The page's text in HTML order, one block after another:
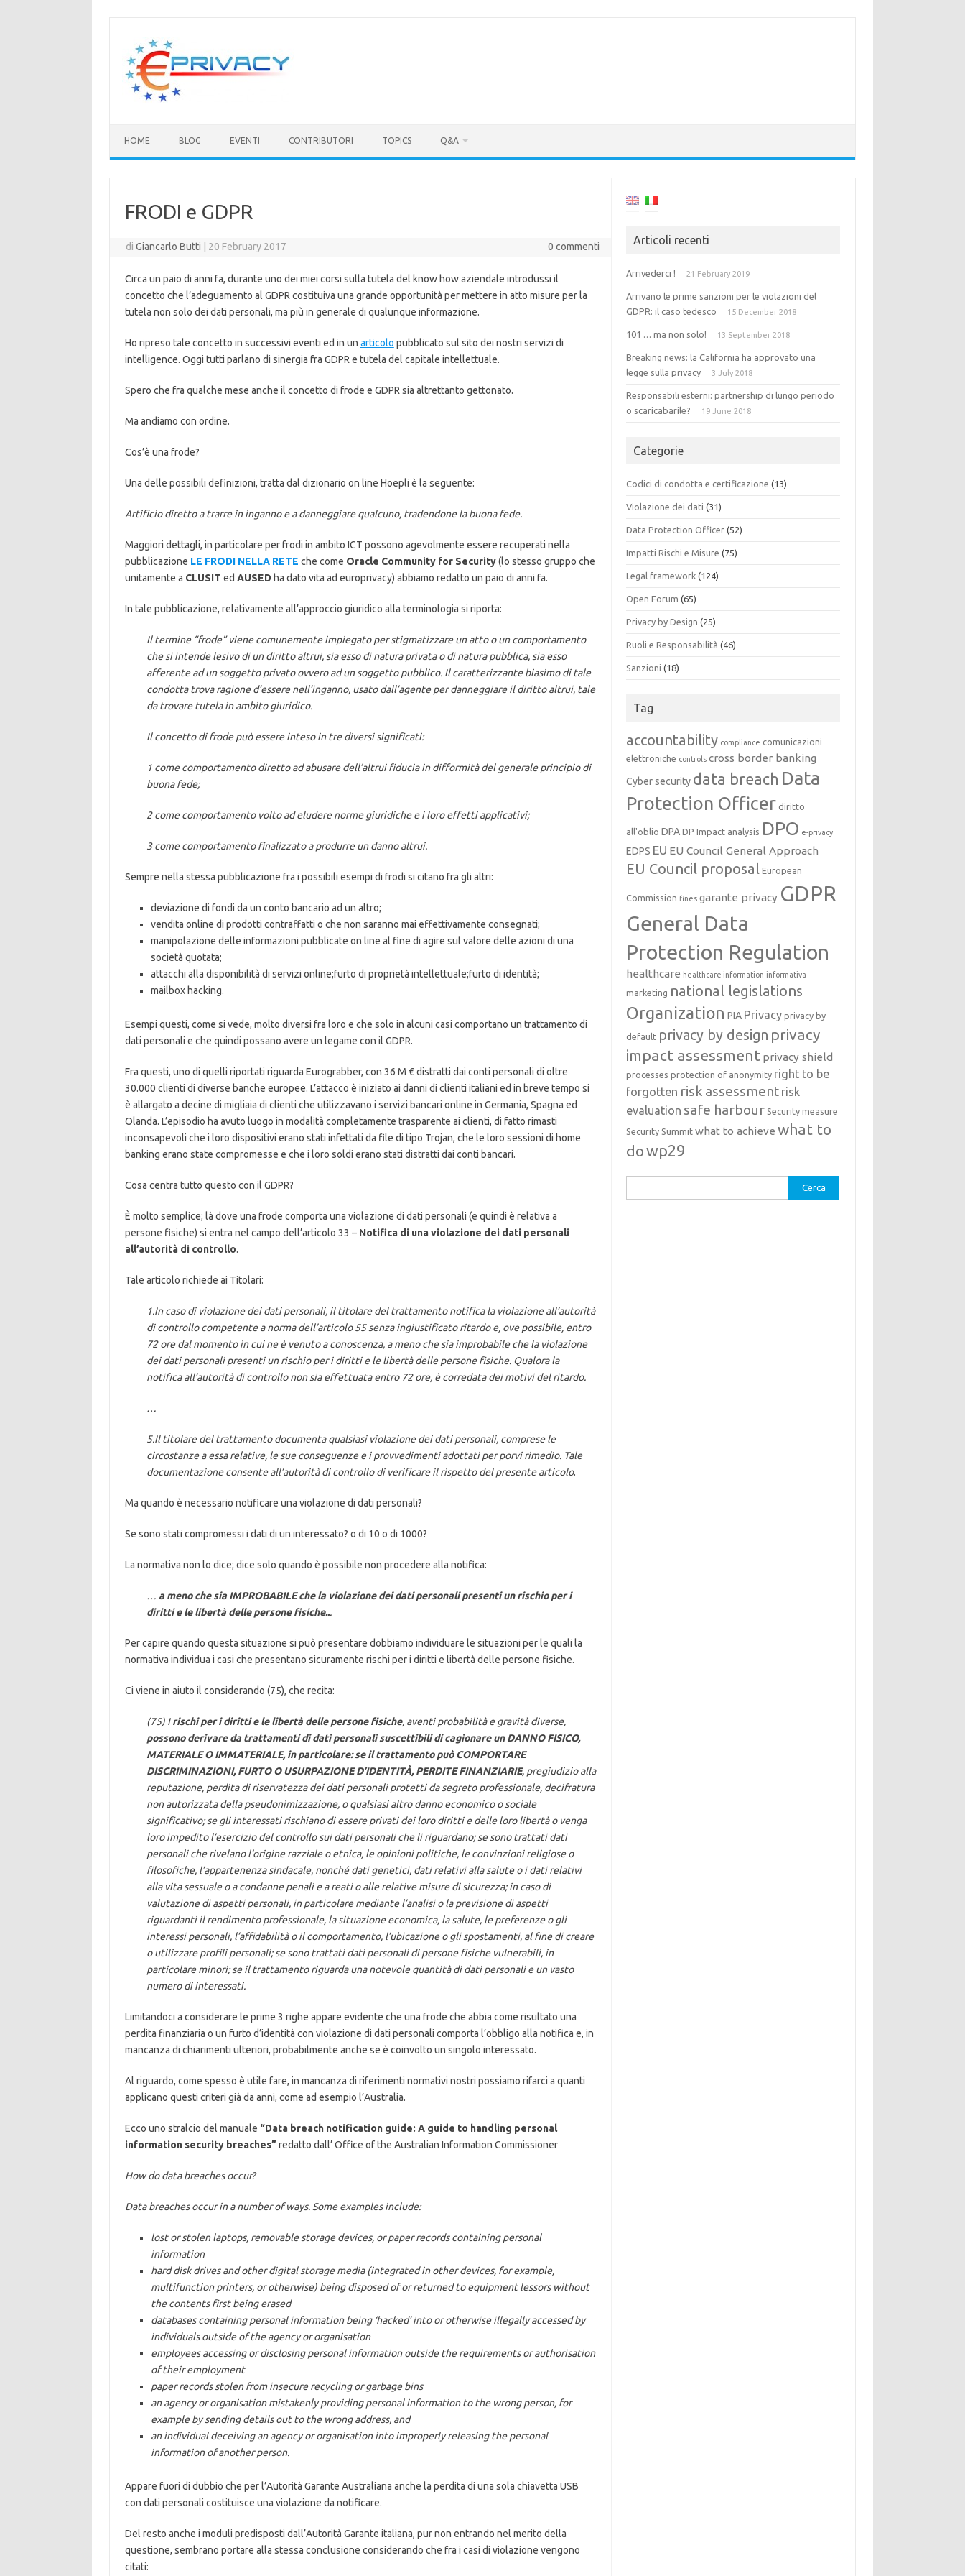
contenuto
HOME BLOG EVENTI CONTRIBUTORI TOPICS Q&A
FRODI e GDPR
diGiancarlo Butti 20 February 2017 0 commenti
Circa un paio di anni fa, durante uno dei miei corsi sulla tutela del know how aziendale introdussi il
concetto che l’adeguamento al GDPR costituiva una grande opportunità per mettere in atto misure per la
tutela non solo dei dati personali, ma più in generale di qualunque informazione.
Ho ripreso tale concetto in successivi eventi ed in un articolo pubblicato sul sito dei nostri servizi di
intelligence. Oggi tutti parlano di sinergia fra GDPR e tutela del capitale intellettuale.
Spero che fra qualche mese anche il concetto di frode e GDPR sia altrettanto gettonato.
Ma andiamo con ordine.
Cos’è una frode?
Una delle possibili definizioni, tratta dal dizionario on line Hoepli è la seguente:
Artificio diretto a trarre in inganno e a danneggiare qualcuno, tradendone la buona fede.
Maggiori dettagli, in particolare per frodi in ambito ICT possono agevolmente essere recuperati nella
pubblicazione LE FRODI NELLA RETE che come Oracle Community for Security(lo stesso gruppo che
unitamente a CLUSIT ed AUSED ha dato vita ad europrivacy) abbiamo redatto un paio di anni fa.
In tale pubblicazione, relativamente all’approccio giuridico alla terminologia si riporta:
Il termine “frode” viene comunemente impiegato per stigmatizzare un atto o un comportamento
che si intende lesivo di un diritto altrui, sia esso di natura privata o di natura pubblica, sia esso
afferente ad un soggetto privato ovvero ad un soggetto pubblico. Il caratterizzante biasimo di tale
condotta trova ragione d’essere nell’inganno, usato dall’agente per danneggiare il diritto altrui, tale
da trovare tutela in ambito giuridico.
Il concetto di frode può essere inteso in tre diversi significati:
1 come comportamento diretto ad abusare dell’altrui fiducia in difformità del generale principio di
buona fede;
2 come comportamento volto ad eludere norme giuridiche e i loro effetti applicativi;
3 come comportamento finalizzato a produrre un danno altrui.
Sempre nella stessa pubblicazione fra i possibili esempi di frodi si citano fra gli altri:
deviazione di fondi da un conto bancario ad un altro;
vendita online di prodotti contraffatti o che non saranno mai effettivamente consegnati;
manipolazione delle informazioni pubblicate on line al fine di agire sul valore delle azioni di una
società quotata;
attacchi alla disponibilità di servizi online;furto di proprietà intellettuale;furto di identità;
mailbox hacking.
Esempi questi, come si vede, molto diversi fra loro e che solo in alcuni casi comportano un trattamento di
dati personali e che quindi possano avere un legame con il GDPR.
Fra questi, uno di quelli riportati riguarda Eurograbber, con 36 M € distratti dai conti personali di oltre
30.000 clienti di diverse banche europee. L’attacco è iniziato ai danni di clienti italiani ed in breve tempo si
è allargato a decine di migliaia di clienti che utilizzavano i servizi bancari online in Germania, Spagna ed
Olanda. L’episodio ha avuto luogo in modalità completamente trasparente ai clienti, di fatto rimasti
inconsapevoli che i loro dispositivi erano stati infettati da file di tipo Trojan, che le loro sessioni di home
banking erano state compromesse e che i loro soldi erano stati distratti dai conti bancari.
Cosa centra tutto questo con il GDPR?
È molto semplice; là dove una frode comporta una violazione di dati personali (e quindi è relativa a
persone fisiche) si entra nel campo dell’articolo 33 – Notifica di una violazione dei dati personali
all’autorità di controllo.
Tale articolo richiede ai Titolari:
1.In caso di violazione dei dati personali, il titolare del trattamento notifica la violazione all’autorità
di controllo competente a norma dell’articolo 55 senza ingiustificato ritardo e, ove possibile, entro
72 ore dal momento in cui ne è venuto a conoscenza, a meno che sia improbabile che la violazione
dei dati personali presenti un rischio per i diritti e le libertà delle persone fisiche. Qualora la
notifica all’autorità di controllo non sia effettuata entro 72 ore, è corredata dei motivi del ritardo.
…
5.Il titolare del trattamento documenta qualsiasi violazione dei dati personali, comprese le
circostanze a essa relative, le sue conseguenze e i provvedimenti adottati per porvi rimedio. Tale
documentazione consente all’autorità di controllo di verificare il rispetto del presente articolo.
Ma quando è necessario notificare una violazione di dati personali?
Se sono stati compromessi i dati di un interessato? o di 10 o di 1000?
La normativa non lo dice; dice solo quando è possibile non procedere alla notifica:
… a meno che sia IMPROBABILE che la violazione dei dati personali presenti un rischio per i
diritti e le libertà delle persone fisiche...
Per capire quando questa situazione si può presentare dobbiamo individuare le situazioni per le quali la
normativa individua i casi che presentano sicuramente rischi per i diritti e libertà delle persone fisiche.
Ci viene in aiuto il considerando (75), che recita:
(75) Irischi per i diritti e le libertà delle persone fisiche, aventi probabilità e gravità diverse,
possono derivare da trattamenti di dati personali suscettibili di cagionare un DANNO FISICO,
MATERIALE O IMMATERIALE, in particolare: se il trattamento può COMPORTARE
DISCRIMINAZIONI, FURTO O USURPAZIONE D’IDENTITÀ, PERDITE FINANZIARIE, pregiudizio alla
reputazione, perdita di riservatezza dei dati personali protetti da segreto professionale, decifratura
non autorizzata della pseudonimizzazione, o qualsiasi altro danno economico o sociale
significativo; se gli interessati rischiano di essere privati dei loro diritti e delle loro libertà o venga
loro impedito l’esercizio del controllo sui dati personali che li riguardano; se sono trattati dati
personali che rivelano l’origine razziale o etnica, le opinioni politiche, le convinzioni religiose o
filosofiche, l’appartenenza sindacale, nonché dati genetici, dati relativi alla salute o i dati relativi
alla vita sessuale o a condanne penali e a reati o alle relative misure di sicurezza; in caso di
valutazione di aspetti personali, in particolare mediante l’analisi o la previsione di aspetti
riguardanti il rendimento professionale, la situazione economica, la salute, le preferenze o gli
interessi personali, l’affidabilità o il comportamento, l’ubicazione o gli spostamenti, al fine di creare
o utilizzare profili personali; se sono trattati dati personali di persone fisiche vulnerabili, in
particolare minori; se il trattamento riguarda una notevole quantità di dati personali e un vasto
numero di interessati.
Limitandoci a considerare le prime 3 righe appare evidente che una frode che abbia come risultato una
perdita finanziaria o un furto d’identità con violazione di dati personali comporta l’obbligo alla notifica e, in
mancanza di chiarimenti ulteriori, probabilmente anche se è coinvolto un singolo interessato.
Al riguardo, come spesso è utile fare, in mancanza di riferimenti normativi nostri possiamo rifarci a quanti
applicano questi criteri già da anni, come ad esempio l’Australia.
Ecco uno stralcio del manuale “Data breach notification guide: A guide to handling personal
information security breaches” redatto dall’ Office of the Australian Information Commissioner
How do data breaches occur?
Data breaches occur in a number of ways. Some examples include:
lost or stolen laptops, removable storage devices, or paper records containing personal
information
hard disk drives and other digital storage media (integrated in other devices, for example,
multifunction printers, or otherwise) being disposed of or returned to equipment lessors without
the contents first being erased
databases containing personal information being ‘hacked’ into or otherwise illegally accessed by
individuals outside of the agency or organisation
employees accessing or disclosing personal information outside the requirements or authorisation
of their employment
paper records stolen from insecure recycling or garbage bins
an agency or organisation mistakenly providing personal information to the wrong person, for
example by sending details out to the wrong address, and
an individual deceiving an agency or organisation into improperly releasing the personal
information of another person.
Appare fuori di dubbio che per l’Autorità Garante Australiana anche la perdita di una sola chiavetta USB
con dati personali costituisce una violazione da notificare.
Del resto anche i moduli predisposti dall’Autorità Garante italiana, pur non entrando nel merito della
questione, sembrano portare alla stessa conclusione considerando che fra i casi di violazione vengono
citati:
Articoli recenti
Arrivederci ! 21 February 2019
Arrivano le prime sanzioni per le violazioni del
GDPR: il caso tedesco
15 December 2018
101 … ma non solo! 13 September 2018
Breaking news: la California ha approvato una
legge sulla privacy
3 July 2018
Responsabili esterni: partnership di lungo periodo
o scaricabarile?
19 June 2018
Categorie
Codici di condotta e certificazione (13)
Violazione dei dati (31)
Data Protection Officer (52)
Impatti Rischi e Misure (75)
Legal framework (124)
Open Forum (65)
Privacy by Design (25)
Ruoli e Responsabilità (46)
Sanzioni (18)
Tag
accountability compliance comunicazioni
elettroniche controls cross border banking
Cyber security data breach Data
Protection Officer diritto
all'oblio DPA DP Impact analysis DPO e-privacy
EDPS EU EU Council General Approach
EU Council proposal European
Commission fines garante privacy GDPR
General Data
Protection Regulation
healthcare healthcare information informativa
marketing national legislations
Organization PIA Privacy privacy by
default privacy by design privacy
impact assessment privacy shield
processes protection of anonymity right to be
forgotten risk assessment risk
evaluation safe harbour Security measure
Security Summit what to achieve what to
dowp29
per: